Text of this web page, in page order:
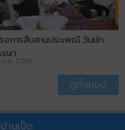
งการสืบสานประเพณี วันเข้า
ษา
.ค. 2569
ดูทั้งหมด
านเป็ด